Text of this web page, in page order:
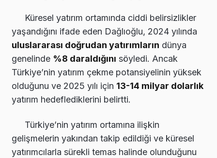
Küresel yatırım ortamında ciddi belirsizlikler
yaşandığını ifade eden Dağlıoğlu, 2024 yılında
uluslararası doğrudan yatırımların dünya
genelinde %8 daraldığını söyledi. Ancak
Türkiye’nin yatırım çekme potansiyelinin yüksek
olduğunu ve 2025 yılı için 13-14 milyar dolarlık
yatırım hedeflediklerini belirtti.
Türkiye’nin yatırım ortamına ilişkin
gelişmelerin yakından takip edildiği ve küresel
yatırımcılarla sürekli temas halinde olunduğunu